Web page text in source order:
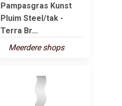
Pampasgras Kunst
Pluim Steel/tak -
Terra Br...
Meerdere shops